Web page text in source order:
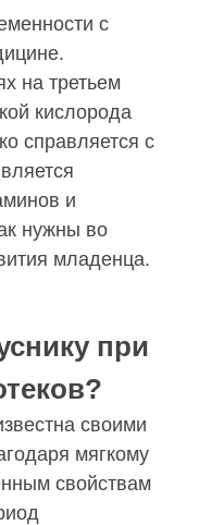
с
на третьем
кислорода
справляется с
и
нужны во
младенца.
при
своими
мягкому
свойствам